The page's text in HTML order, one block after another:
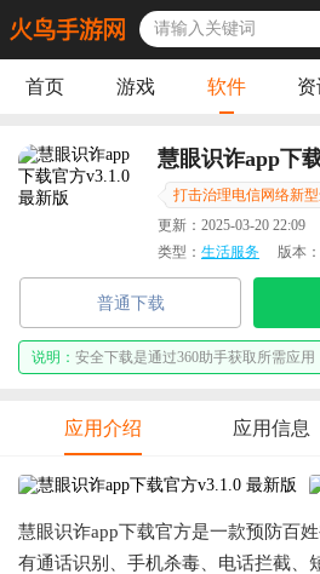
首页 游戏 软件
慧眼识诈app下
打击治理电信网络新型
更新： 2025-03-20 22:09
类型： 生活服务 版本：
普通下载
说明： 安全下载是通过360助手获取所需应用
应用介绍 应用信息
慧眼识诈app下载官方是一款预防百
有通话识别、手机杀毒、电话拦截、